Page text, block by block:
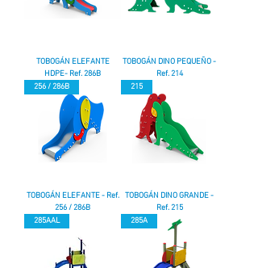
TOBOGÁN ELEFANTE
HDPE- Ref. 286B
TOBOGÁN DINO PEQUEÑO -
Ref. 214
256 / 286B
TOBOGÁN ELEFANTE - Ref.
256 / 286B
215
TOBOGÁN DINO GRANDE -
Ref. 215
285AAL
285A